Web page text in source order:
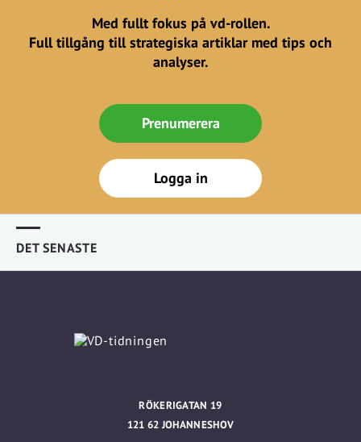
Med fullt fokus på vd-rollen.
Full tillgång till strategiska artiklar med tips och
analyser.
Prenumerera
Logga in
DET SENASTE
RÖKERIGATAN 19
121 62 JOHANNESHOV